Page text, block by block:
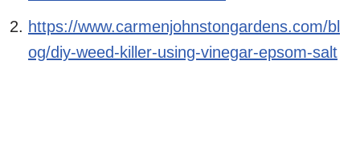
https://www.carmenjohnstongardens.com/bl
og/diy-weed-killer-using-vinegar-epsom-salt